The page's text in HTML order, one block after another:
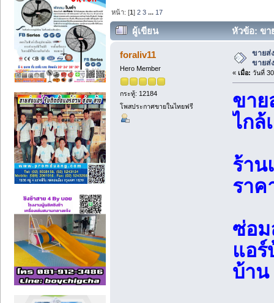
หน้า: [1]2 3 ... 17
ผู้เขียน
หัวข้อ: ขา
12207 ครั้ง)
foraliv11
Hero Member
กระทู้: 12184
โพสประกาศขายในไทยฟรี
ขายส่
ขายส่
« เมื่อ: วันที่
ขาย
ไกล้
ร้าน
ราค
ซ่อม
แอร์
บ้า